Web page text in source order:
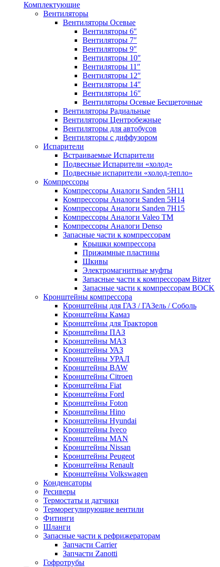
Комплектующие
Вентиляторы
Вентиляторы Осевые
Вентиляторы 6″
Вентиляторы 7″
Вентиляторы 9″
Вентиляторы 10″
Вентиляторы 11″
Вентиляторы 12″
Вентиляторы 14″
Вентиляторы 16″
Вентиляторы Осевые Бесщеточные
Вентиляторы Радиальные
Вентиляторы Центробежные
Вентиляторы для автобусов
Вентиляторы с диффузором
Испарители
Встраиваемые Испарители
Подвесные Испарители «холод»
Подвесные испарители «холод-тепло»
Компрессоры
Компрессоры Аналоги Sanden 5H11
Компрессоры Аналоги Sanden 5H14
Компрессоры Аналоги Sanden 7H15
Компрессоры Аналоги Valeo ТМ
Компрессоры Аналоги Denso
Запасные части к компрессорам
Крышки компрессора
Прижимные пластины
Шкивы
Электромагнитные муфты
Запасные части к компрессорам Bitzer
Запасные части к компрессорам BOCK
Кронштейны компрессора
Кронштейны для ГАЗ / ГАЗель / Соболь
Кронштейны Камаз
Кронштейны для Тракторов
Кронштейны ПАЗ
Кронштейны МАЗ
Кронштейны УАЗ
Кронштейны УРАЛ
Кронштейны BAW
Кронштейны Citroen
Кронштейны Fiat
Кронштейны Ford
Кронштейны Foton
Кронштейны Hino
Кронштейны Hyundai
Кронштейны Iveco
Кронштейны MAN
Кронштейны Nissan
Кронштейны Peugeot
Кронштейны Renault
Кронштейны Volkswagen
Конденсаторы
Ресиверы
Термостаты и датчики
Терморегулирующие вентили
Фитинги
Шланги
Запасные части к рефрижераторам
Запчасти Carrier
Запчасти Zanotti
Гофротрубы